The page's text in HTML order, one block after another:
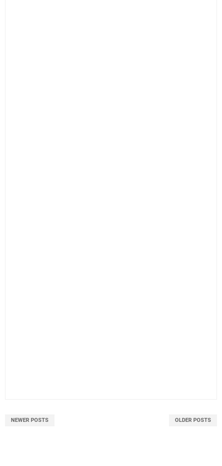
NEWER POSTS OLDER POSTS